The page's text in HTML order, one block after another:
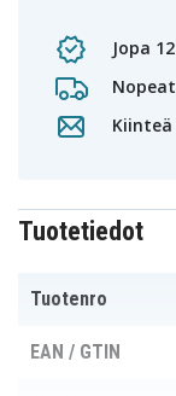
Jopa
Tuotetiedot
Tuotenro
EAN / GTIN